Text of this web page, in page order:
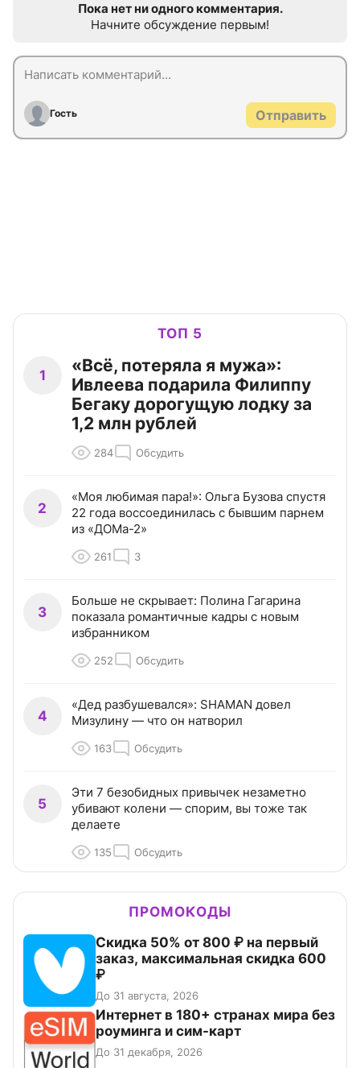
Пока нет ни одного комментария.
Начните обсуждение первым!
Гость Отправить
ТОП 5
1
«Всё, потеряла я мужа»:
Ивлеева подарила Филиппу
Бегаку дорогущую лодку за
1,2 млн рублей
284 Обсудить
2
«Моя любимая пара!»: Ольга Бузова спустя
22 года воссоединилась с бывшим парнем
из «ДОМа-2»
261 3
3
Больше не скрывает: Полина Гагарина
показала романтичные кадры с новым
избранником
252 Обсудить
4
«Дед разбушевался»: SHAMAN довел
Мизулину — что он натворил
163 Обсудить
5
Эти 7 безобидных привычек незаметно
убивают колени — спорим, вы тоже так
делаете
135 Обсудить
ПРОМОКОДЫ
Скидка 50% от 800 ₽ на первый
заказ, максимальная скидка 600
₽
До 31 августа, 2026
Интернет в 180+ странах мира без
роуминга и сим-карт
До 31 декабря, 2026